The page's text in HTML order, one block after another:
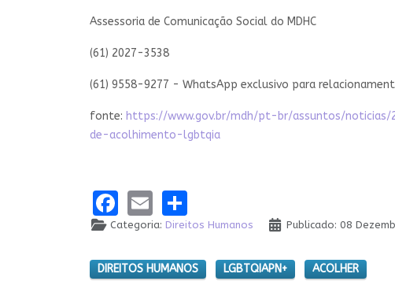
Assessoria de Comunicação Social do MDHC
(61) 2027-3538
(61) 9558-9277 - WhatsApp exclusivo para
fonte: https://www.gov.br/mdh/pt-br/assuntos/
de-acolhimento-lgbtqia
Facebook
Email
Categoria: Direitos Humanos Publicado: 08
DIREITOS HUMANOS LGBTQIAPN+ ACOLHER